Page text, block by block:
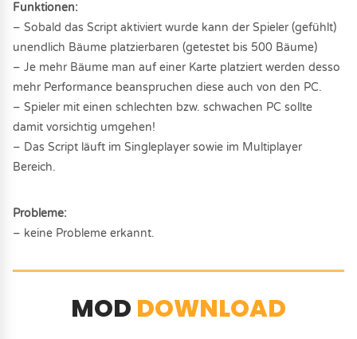
Funktionen:
– Sobald das Script aktiviert wurde kann der Spieler (gefühlt)
unendlich Bäume platzierbaren (getestet bis 500 Bäume)
– Je mehr Bäume man auf einer Karte platziert werden desso
mehr Performance beanspruchen diese auch von den PC.
– Spieler mit einen schlechten bzw. schwachen PC sollte
damit vorsichtig umgehen!
– Das Script läuft im Singleplayer sowie im Multiplayer
Bereich.
Probleme:
– keine Probleme erkannt.
MOD DOWNLOAD